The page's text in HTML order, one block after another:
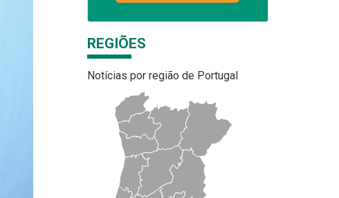
REGIÕES
Notícias por região de Portugal